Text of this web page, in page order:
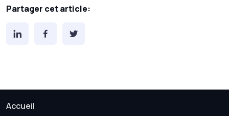
Partager cet article:
Accueil